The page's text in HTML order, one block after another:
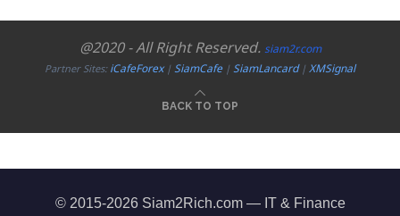
@2020 - All Right Reserved. siam2r.com
Partner Sites:iCafeForex|SiamCafe|SiamLancard|XMSignal
BACK TO TOP
© 2015-2026 Siam2Rich.com — IT & Finance